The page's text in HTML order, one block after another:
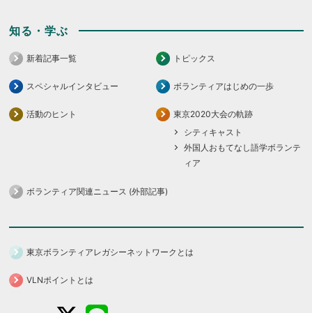
知る・学ぶ
新着記事一覧 トピックス
スペシャルインタビュー ボランティアはじめの一歩
活動のヒント
東京2020大会の軌跡
シティキャスト
外国人おもてなし語学ボランテ
ィア
ボランティア関連ニュース (外部記事)
東京ボランティアレガシーネットワークとは
VLNポイントとは